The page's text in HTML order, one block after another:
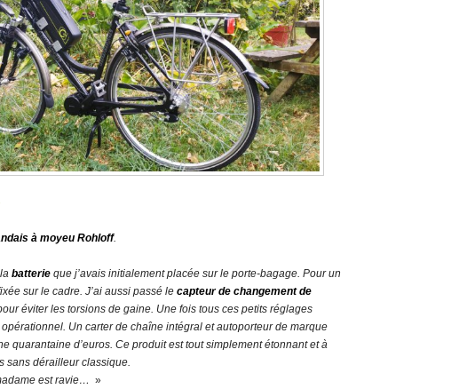
à moyeu Rohloff.
batterie que j’avais initialement placée sur le porte-bagage. Pour un
sur le cadre. J’ai aussi passé le capteur de changement de
éviter les torsions de gaine. Une fois tous ces petits réglages
Un carter de chaîne intégral et autoporteur de marque
quarantaine d’euros. Ce produit est tout simplement étonnant et à
sans dérailleur classique.
est ravie… »